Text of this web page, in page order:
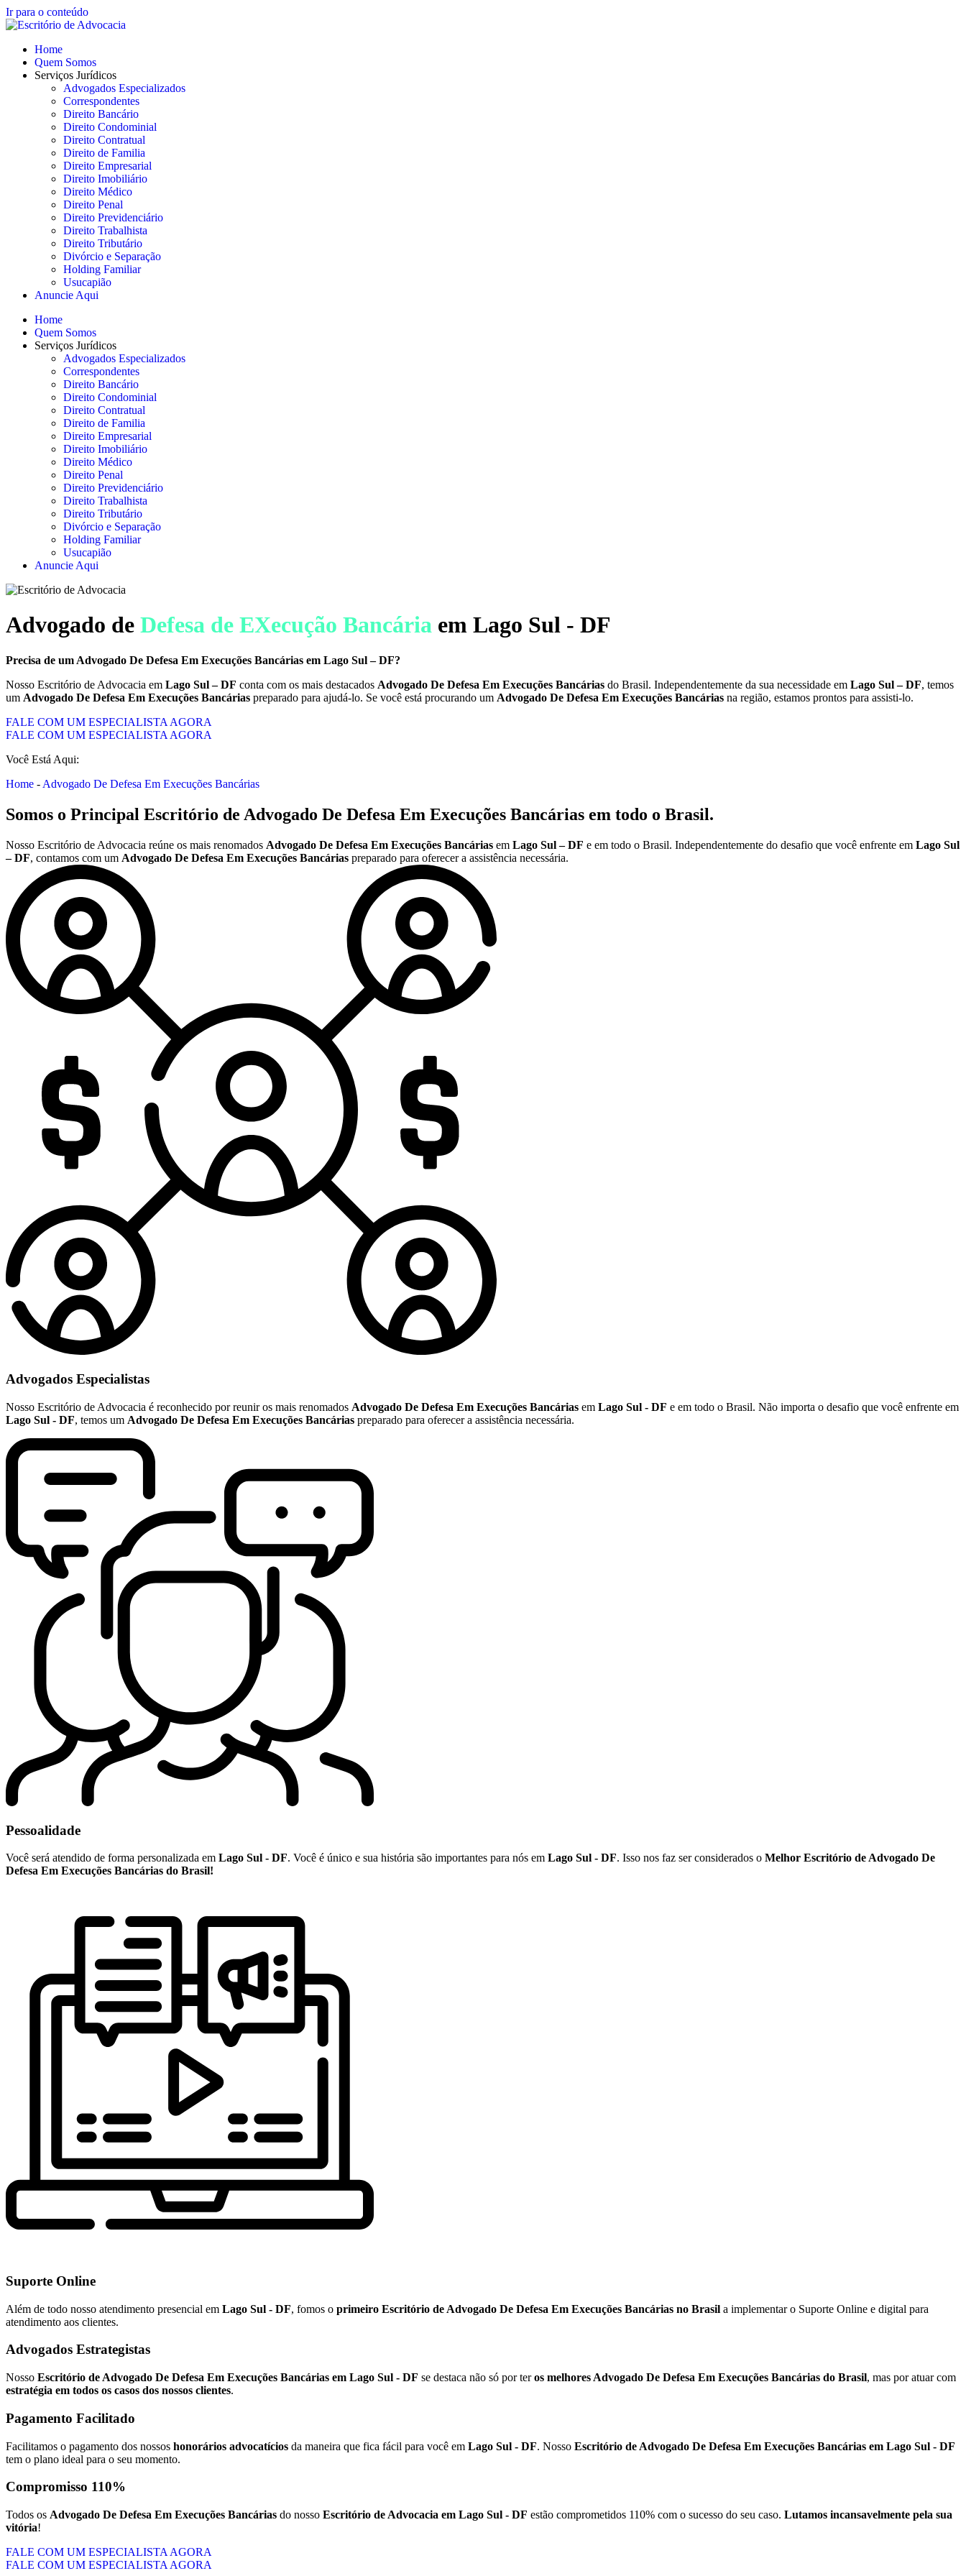
Ir para o conteúdo
Home
Quem Somos
Serviços Jurídicos
Advogados Especializados
Correspondentes
Direito Bancário
Direito Condominial
Direito Contratual
Direito de Familia
Direito Empresarial
Direito Imobiliário
Direito Médico
Direito Penal
Direito Previdenciário
Direito Trabalhista
Direito Tributário
Divórcio e Separação
Holding Familiar
Usucapião
Anuncie Aqui
Home
Quem Somos
Serviços Jurídicos
Advogados Especializados
Correspondentes
Direito Bancário
Direito Condominial
Direito Contratual
Direito de Familia
Direito Empresarial
Direito Imobiliário
Direito Médico
Direito Penal
Direito Previdenciário
Direito Trabalhista
Direito Tributário
Divórcio e Separação
Holding Familiar
Usucapião
Anuncie Aqui
Advogado de Defesa de EXecução Bancária em Lago Sul - DF
Precisa de um Advogado De Defesa Em Execuções Bancárias em Lago Sul – DF?
Nosso Escritório de Advocacia em Lago Sul – DF conta com os mais destacados Advogado De Defesa Em Execuções Bancárias do Brasil. Independentemente da sua necessidade em Lago Sul – DF, temos
um Advogado De Defesa Em Execuções Bancárias preparado para ajudá-lo. Se você está procurando um Advogado De Defesa Em Execuções Bancárias na região, estamos prontos para assisti-lo.
FALE COM UM ESPECIALISTA AGORA
FALE COM UM ESPECIALISTA AGORA
Você Está Aqui:
Home - Advogado De Defesa Em Execuções Bancárias
Somos o Principal Escritório de Advogado De Defesa Em Execuções Bancárias em todo o Brasil.
Nosso Escritório de Advocacia reúne os mais renomados Advogado De Defesa Em Execuções Bancárias em Lago Sul – DF e em todo o Brasil. Independentemente do desafio que você enfrente em Lago Sul
– DF, contamos com um Advogado De Defesa Em Execuções Bancárias preparado para oferecer a assistência necessária.
Advogados Especialistas
Nosso Escritório de Advocacia é reconhecido por reunir os mais renomados Advogado De Defesa Em Execuções Bancárias em Lago Sul - DF e em todo o Brasil. Não importa o desafio que você enfrente em
Lago Sul - DF, temos um Advogado De Defesa Em Execuções Bancárias preparado para oferecer a assistência necessária.
Pessoalidade
Você será atendido de forma personalizada em Lago Sul - DF. Você é único e sua história são importantes para nós em Lago Sul - DF. Isso nos faz ser considerados o Melhor Escritório de Advogado De
Defesa Em Execuções Bancárias do Brasil!
Suporte Online
Além de todo nosso atendimento presencial em Lago Sul - DF, fomos o primeiro Escritório de Advogado De Defesa Em Execuções Bancárias no Brasil a implementar o Suporte Online e digital para
atendimento aos clientes.
Advogados Estrategistas
Nosso Escritório de Advogado De Defesa Em Execuções Bancárias em Lago Sul - DF se destaca não só por teros melhores Advogado De Defesa Em Execuções Bancárias do Brasil, mas por atuar com
estratégia em todos os casos dos nossos clientes.
Pagamento Facilitado
Facilitamos o pagamento dos nossos honorários advocatícios da maneira que fica fácil para você em Lago Sul - DF. Nosso Escritório de Advogado De Defesa Em Execuções Bancárias em Lago Sul - DF
tem o plano ideal para o seu momento.
Compromisso 110%
Todos os Advogado De Defesa Em Execuções Bancárias do nosso Escritório de Advocacia em Lago Sul - DF estão comprometidos 110% com o sucesso do seu caso. Lutamos incansavelmente pela sua
vitória!
FALE COM UM ESPECIALISTA AGORA
FALE COM UM ESPECIALISTA AGORA